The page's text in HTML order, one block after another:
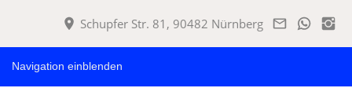
Schupfer Str. 81, 90482 Nürnberg
Navigation einblenden